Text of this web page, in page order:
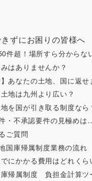
ずにお困りの皆様へ
件超！場所すら分からな
はありませんか？
】あなたの土地、国に返
地は九州より広い？
を国が引き取る制度なら
・不承認要件の見極めは
ご質問
国庫帰属制度業務の流れ
にかかる費用はどれくら
帰属制度 負担金計算ツ